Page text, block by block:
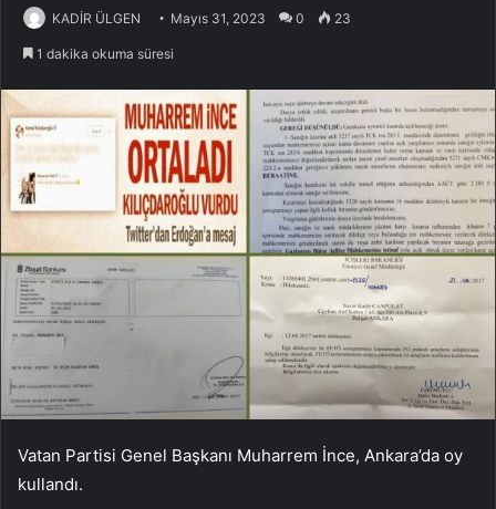
KADİR ÜLGEN Mayıs 31, 2023 0 23
1 dakika okuma süresi
Vatan Partisi Genel Başkanı Muharrem İnce, Ankara’da oy
kullandı.